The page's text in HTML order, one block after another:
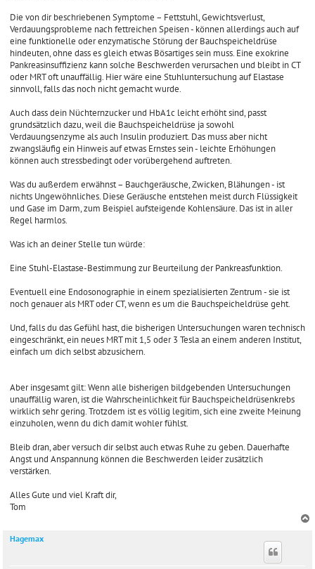
Die von dir beschriebenen Symptome – Fettstuhl, Gewichtsverlust,
Verdauungsprobleme nach fettreichen Speisen - können allerdings auch auf
eine funktionelle oder enzymatische Störung der Bauchspeicheldrüse
hindeuten, ohne dass es gleich etwas Bösartiges sein muss. Eine exokrine
Pankreasinsuffizienz kann solche Beschwerden verursachen und bleibt in CT
oder MRT oft unauffällig. Hier wäre eine Stuhluntersuchung auf Elastase
sinnvoll, falls das noch nicht gemacht wurde.
Auch dass dein Nüchternzucker und HbA1c leicht erhöht sind, passt
grundsätzlich dazu, weil die Bauchspeicheldrüse ja sowohl
Verdauungsenzyme als auch Insulin produziert. Das muss aber nicht
zwangsläufig ein Hinweis auf etwas Ernstes sein - leichte Erhöhungen
können auch stressbedingt oder vorübergehend auftreten.
Was du außerdem erwähnst – Bauchgeräusche, Zwicken, Blähungen - ist
nichts Ungewöhnliches. Diese Geräusche entstehen meist durch Flüssigkeit
und Gase im Darm, zum Beispiel aufsteigende Kohlensäure. Das ist in aller
Regel harmlos.
Was ich an deiner Stelle tun würde:
Eine Stuhl-Elastase-Bestimmung zur Beurteilung der Pankreasfunktion.
Eventuell eine Endosonographie in einem spezialisierten Zentrum - sie ist
noch genauer als MRT oder CT, wenn es um die Bauchspeicheldrüse geht.
Und, falls du das Gefühl hast, die bisherigen Untersuchungen waren technisch
eingeschränkt, ein neues MRT mit 1,5 oder 3 Tesla an einem anderen Institut,
einfach um dich selbst abzusichern.
Aber insgesamt gilt: Wenn alle bisherigen bildgebenden Untersuchungen
unauffällig waren, ist die Wahrscheinlichkeit für Bauchspeicheldrüsenkrebs
wirklich sehr gering. Trotzdem ist es völlig legitim, sich eine zweite Meinung
einzuholen, wenn du dich damit wohler fühlst.
Bleib dran, aber versuch dir selbst auch etwas Ruhe zu geben. Dauerhafte
Angst und Anspannung können die Beschwerden leider zusätzlich
verstärken.
Alles Gute und viel Kraft dir,
Tom
Hagemax